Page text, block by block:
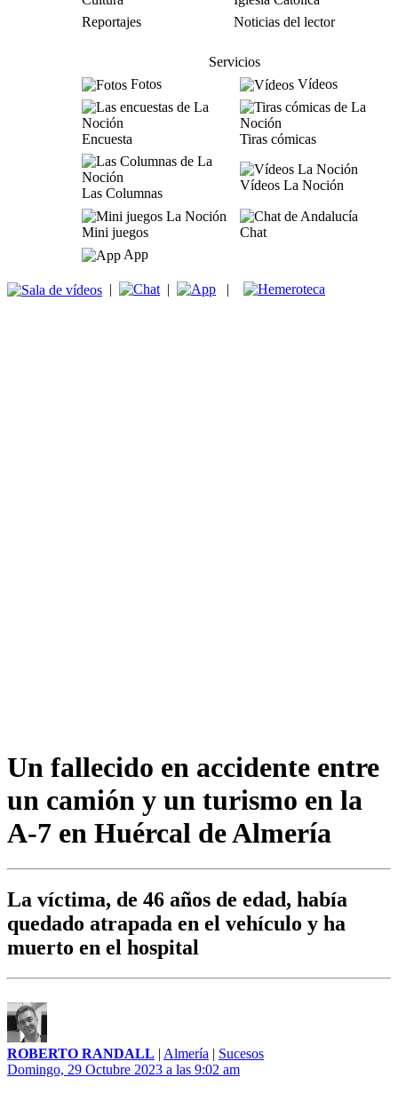
Reportajes
Noticias del lector
Servicios
Fotos
Vídeos
Encuesta Tiras cómicas
Las Columnas
Vídeos La Noción
Mini juegos
Chat
App
| | |
Un fallecido en accidente entre
un camión y un turismo en la
A-7 en Huércal de Almería
La víctima, de 46 años de edad, había
quedado atrapada en el vehículo y ha
muerto en el hospital
ROBERTO RANDALL | Almería | Sucesos
Domingo, 29 Octubre 2023 a las 9:02 am